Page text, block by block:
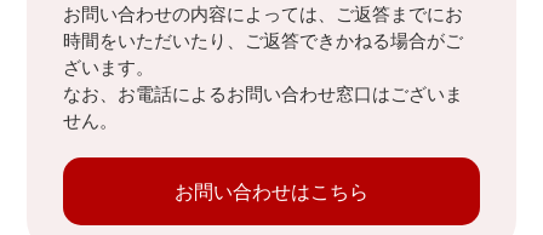
お問い合わせの内容によっては、ご返答までにお
時間をいただいたり、ご返答できかねる場合がご
ざいます。
なお、お電話によるお問い合わせ窓口はございま
せん。
お問い合わせはこちら